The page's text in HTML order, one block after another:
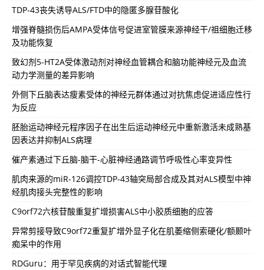
TDP-43丧失诱导ALS/FTD中的隐匿多腺苷酸化
增强脊髓损伤后AMPA受体信号促进室管膜来源神经干/祖细胞迁移
及功能恢复
致幻剂5-HT2A受体激动剂对神经血管耦合和脑功能神经元及血流
动力学测量的差异影响
外侧下丘脑表达瘦素受体的神经元群体通过对抗焦虑促进适应性行
为反应
胚胎运动神经元程序因子在出生后运动神经元中重新激活未成熟基
因表达并抑制ALS病理
催产素通过下丘脑-脑干-心脏神经通路调节呼吸性心率变异性
肌肉来源的miR-126调控TDP-43轴突局部合成及其对ALS模型中神
经肌肉接头完整性的影响
C9orf72六核苷酸重复扩增损害ALS中小胶质细胞的应答
异常剪接导致C9orf72重复扩增外显子化在肌萎缩侧索硬化/额颞叶
痴呆中的作用
RDGuru：用于罕见疾病的对话式智能代理